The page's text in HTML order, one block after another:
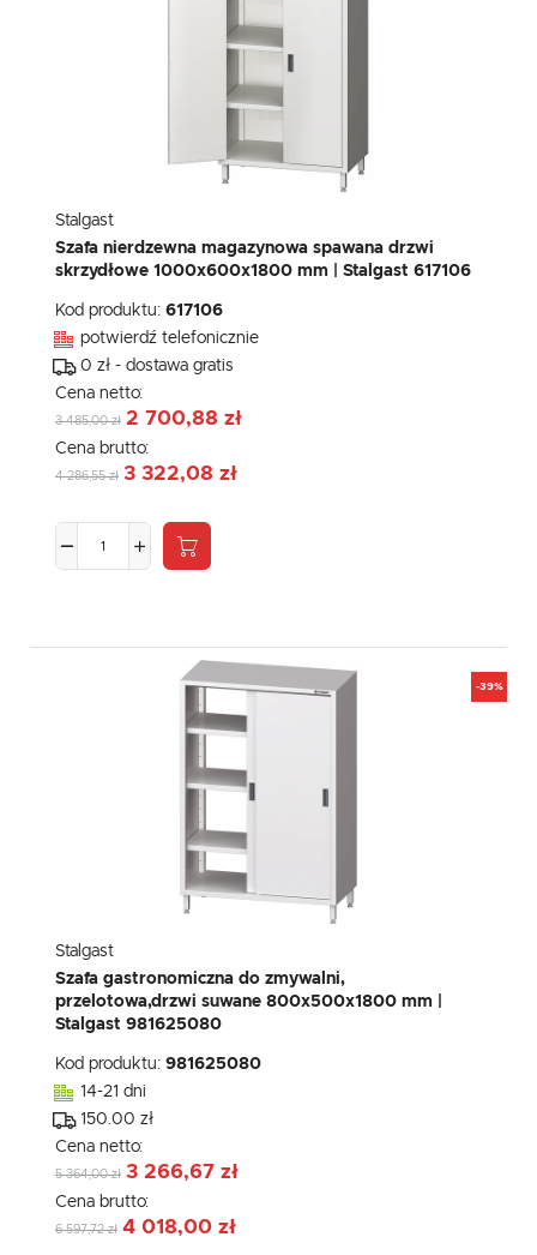
Stalgast
Szafa nierdzewna magazynowa spawana drzwi
skrzydłowe 1000x600x1800 mm | Stalgast 617106
Kod produktu: 617106
potwierdź telefonicznie
0 zł - dostawa gratis
Cena netto:
3 485,00 zł 2 700,88 zł
Cena brutto:
4 286,55 zł 3 322,08 zł
-39%
Stalgast
Szafa gastronomiczna do zmywalni,
przelotowa,drzwi suwane 800x500x1800 mm |
Stalgast 981625080
Kod produktu: 981625080
14-21 dni
150.00 zł
Cena netto:
5 364,00 zł 3 266,67 zł
Cena brutto:
6 597,72 zł 4 018,00 zł